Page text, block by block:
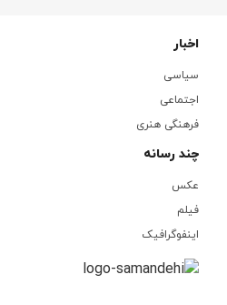
اخبار
سیاسی
اجتماعی
فرهنگی هنری
چند رسانه
عکس
فیلم
اینفوگرافیک